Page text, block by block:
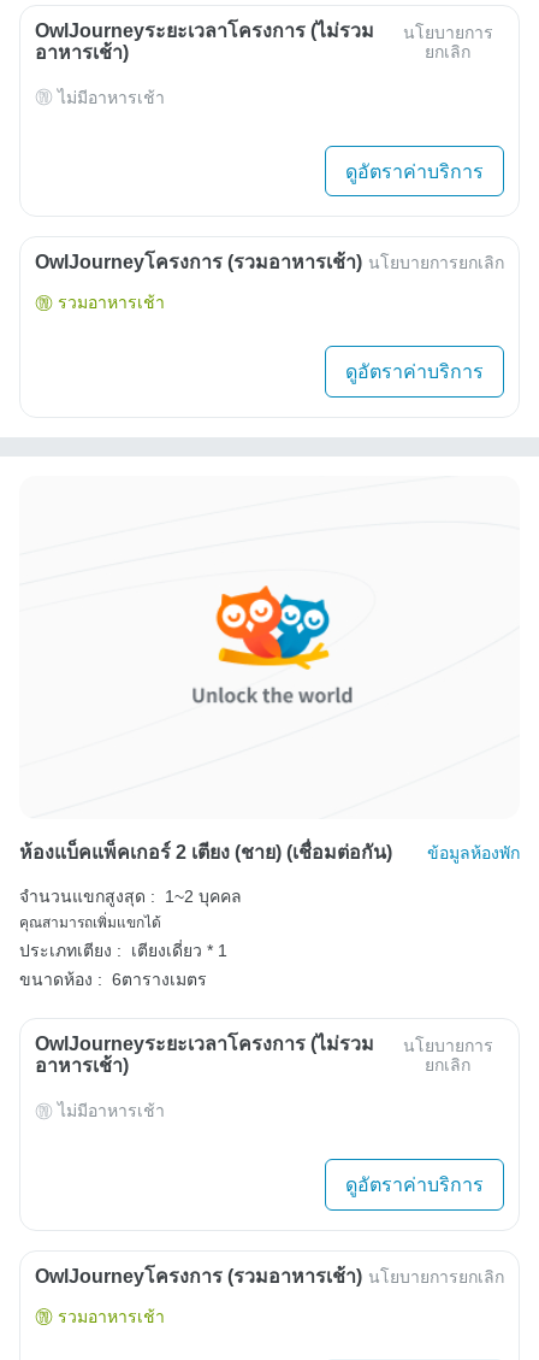
OwlJourneyระยะเวลาโครงการ (ไม่รวม
อาหารเช้า)
นโยบายการ
ยกเลิก
ไม่มีอาหารเช้า
ดูอัตราค่าบริการ
OwlJourneyโครงการ (รวมอาหารเช้า) นโยบายการยกเลิก
รวมอาหารเช้า
ดูอัตราค่าบริการ
ห้องแบ็คแพ็คเกอร์ 2 เตียง (ชาย) (เชื่อมต่อกัน) ข้อมูลห้องพัก
จำนวนแขกสูงสุด : 1~2 บุคคล
คุณสามารถเพิ่มแขกได้
ประเภทเตียง :
เตียงเดี่ยว * 1
ขนาดห้อง : 6ตารางเมตร
OwlJourneyระยะเวลาโครงการ (ไม่รวม
อาหารเช้า)
นโยบายการ
ยกเลิก
ไม่มีอาหารเช้า
ดูอัตราค่าบริการ
OwlJourneyโครงการ (รวมอาหารเช้า) นโยบายการยกเลิก
รวมอาหารเช้า